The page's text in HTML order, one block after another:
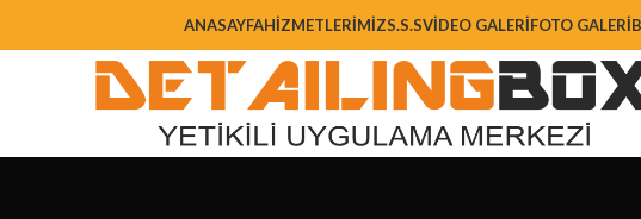
ANASAYFAHIZMETLERIMIZS.S.SVIDEO GALERIFOTO GALERI